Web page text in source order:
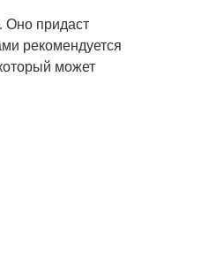
с цветочными
узорами
для разных
в домашних
Оно придаст
рекомендуется
может